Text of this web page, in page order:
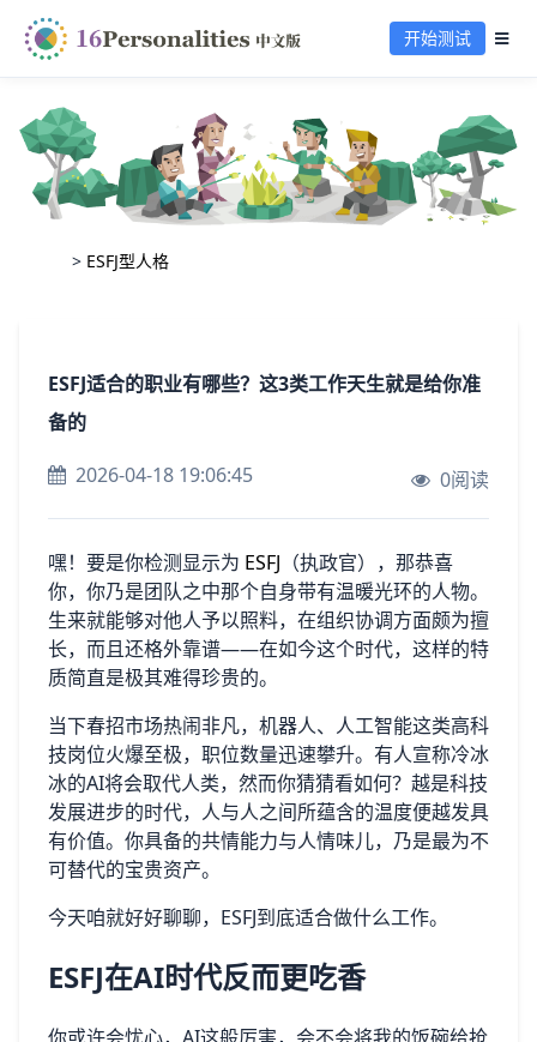
开始测试
> ESFJ型人格
ESFJ适合的职业有哪些？这3类工作天生就是给你准
备的
2026-04-18 19:06:45
0阅读
嘿！要是你检测显示为 ESFJ （执政官），那恭喜
你，你乃是团队之中那个自身带有温暖光环的人物。
生来就能够对他人予以照料，在组织协调方面颇为擅
长，而且还格外靠谱——在如今这个时代，这样的特
质简直是极其难得珍贵的。
当下春招市场热闹非凡，机器人、人工智能这类高科
技岗位火爆至极，职位数量迅速攀升。有人宣称冷冰
冰的AI将会取代人类，然而你猜猜看如何？越是科技
发展进步的时代，人与人之间所蕴含的温度便越发具
有价值。你具备的共情能力与人情味儿，乃是最为不
可替代的宝贵资产。
今天咱就好好聊聊，ESFJ到底适合做什么工作。
ESFJ在AI时代反而更吃香
你或许会忧心，AI这般厉害，会不会将我的饭碗给抢